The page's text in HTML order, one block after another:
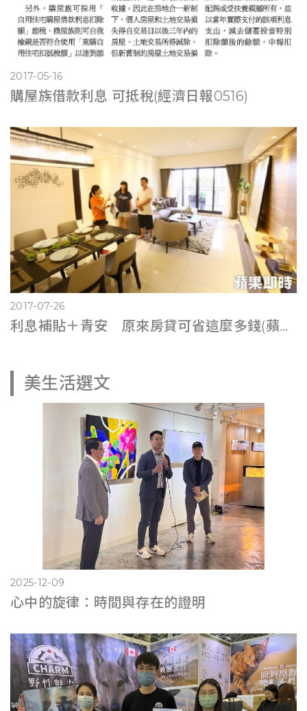
2017-05-16
購屋族借款利息 可抵稅(經濟日報0516)
2017-07-26
利息補貼＋青安 原來房貸可省這麼多錢(蘋果即時0725)
美生活選文
2025-12-09
心中的旋律：時間與存在的證明